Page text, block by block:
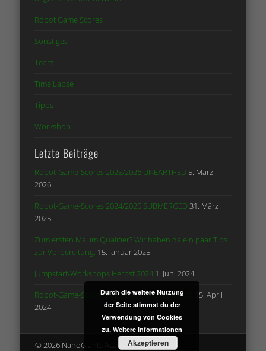
Robot Game Scores
Sonstiges
Team
Time Lapse
Tipps
Workshop
Letzte Beiträge
Robot-Game-Scores 2025/2026 UNEARTHED 5. März
2026
Robot-Game-Scores 2024/2025 SUBMERGED31. März
2025
Zum ersten Mal im Qualifier? Wir haben da ein paar Tips
zur Vorbereitung. 15. Januar 2025
Jumpstart-Workshops Herbst 2024 1. Juni 2024
Robot-Game-Scores 2023/2024 MASTER PIECE
15. April
2024
© 2026 NanoGiants Academy e.V.
Durch die weitere Nutzung
der Seite stimmst du der
Verwendung von Cookies
zu. Weitere Informationen
Akzeptieren